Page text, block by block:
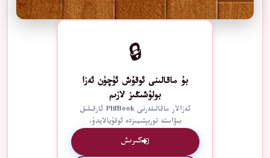
🔒
بۇ ماقالىنى ئوقۇش ئۈچۈن ئەزا
بولۇشىڭىز لازىم
ئەزالار ماقالىلەرنى PlifBook ئارقىلىق
بىۋاستە توربېتىمىزدە ئوقۇيالايدۇ.
كىرىش